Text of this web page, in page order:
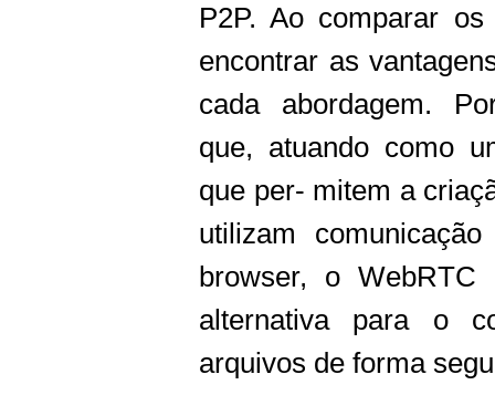
P2P. Ao comparar
encontrar as
cada abordagem.
que, atuando como
que per- mitem a
utilizam
browser, o
alternativa para o
arquivos de forma